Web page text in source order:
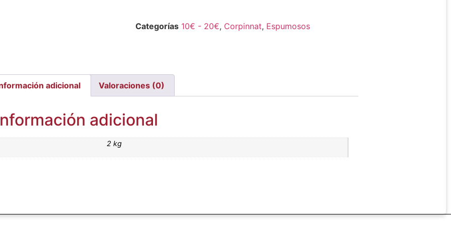
Categorías 10€ - 20€, Corpinnat, Espumosos
adicional Valoraciones (0)
adicional
2 kg